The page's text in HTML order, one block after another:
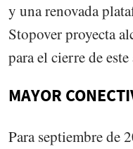
y una renovada
Stopover proyecta
para el cierre de este
MAYOR
Para septiembre de